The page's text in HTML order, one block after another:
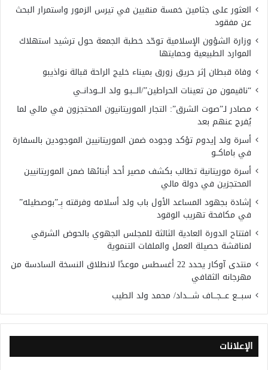
العثور على جثامين خمسة منقبين في تيرس الزمور واستمرار البحث
عن مفقود
وزارة الشؤون الإسلامية توحّد خطبة الجمعة حول ترشيد استهلاك
الموارد الطبيعية وحمايتها
وفاة قبطان إثر حريق زورق بميناء خليج الراحة قبالة نواذيبو
“ناقيمون من تعينات الحراطين”/الـــبـو ولد الـــودانــي
مصادر لـ”صوت الشرق”: التجار الموريتانيون المحتجزون في مالي لما
يُفرج عنهم بعد
أسرة ولد إيدوم تؤكد وجوده ضمن الموريتانيين الموجودين بالسفارة
في باماكــو
أسرة موريتانية تطالب بكشف مصير أحد أبنائها ضمن الموريتانيين
المحتجزين في دولة مالي
إشادة بجهود المساعد الأول باب ولد أسلامه وفرقته بِــ”بوصطيله”
في مكافحة تهريب الوقود
افتتاح الدورة العادية الثالثة للمجلس الجهوي بالحوض الشرقي
لمناقشة حصيلة العمل والملفات التنموية
منتدى آوكار يحدد 22 أغسطس موعدًا لانطلاق النسخة السادسة من
مهرجانه الثقافي
سبـــع عـــجـــاف شــــداد/ محمد ولد الطيب
الإعلانات